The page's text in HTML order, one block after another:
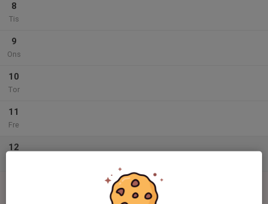
8
Tis
9
Ons
10
Tor
11
Fre
12